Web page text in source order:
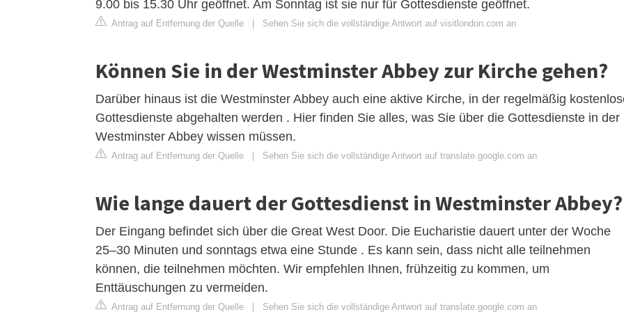
9.00 bis 15.30 Uhr geöffnet. Am Sonntag ist sie nur für Gottesdienste geöffnet.
Antrag auf Entfernung der Quelle | Sehen Sie sich die vollständige Antwort auf visitlondon.com an
Können Sie in der Westminster Abbey zur Kirche gehen?
Darüber hinaus ist die Westminster Abbey auch eine aktive Kirche, in der regelmäßig
Gottesdienste abgehalten werden . Hier finden Sie alles, was Sie über die Gottesdienste in der
Westminster Abbey wissen müssen.
Antrag auf Entfernung der Quelle | Sehen Sie sich die vollständige Antwort auf translate.google.com an
Wie lange dauert der Gottesdienst in Westminster Abbey?
Der Eingang befindet sich über die Great West Door. Die Eucharistie dauert unter der Woche
25–30 Minuten und sonntags etwa eine Stunde . Es kann sein, dass nicht alle teilnehmen
können, die teilnehmen möchten. Wir empfehlen Ihnen, frühzeitig zu kommen, um
Enttäuschungen zu vermeiden.
Antrag auf Entfernung der Quelle | Sehen Sie sich die vollständige Antwort auf translate.google.com an